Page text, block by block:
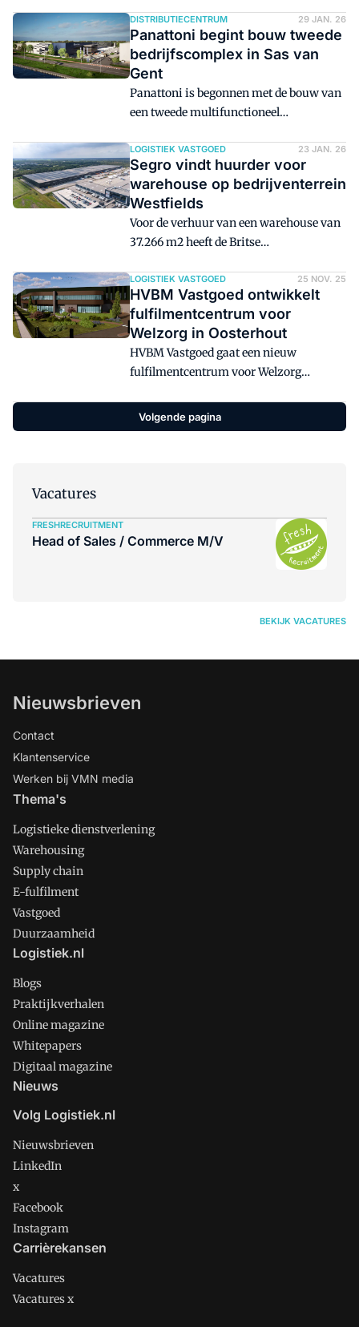
gelegen aan de Goudwerf op het
bedrijventerrein Schoenaker.
DISTRIBUTIECENTRUM 29 JAN. 26
Panattoni begint bouw tweede
bedrijfscomplex in Sas van
Gent
Panattoni is begonnen met de bouw van
een tweede multifunctioneel
van Gent. Dankzij de uitbreiding zal er
straks 56.000 m2 aan bedrijfsruimte
beschikbaar zijn.
LOGISTIEK VASTGOED 23 JAN. 26
Segro vindt huurder voor
warehouse op bedrijventerrein
Westfields
Voor de verhuur van een warehouse van
37.266 m2 heeft de Britse
een huurovereenkomst gesloten met
Geevers Auto Parts. Het gaat om een
warehouse in Segro Logistics Centre
Eindhoven, gelegen op bedrijventerrein
Westfields.
LOGISTIEK VASTGOED 25 NOV. 25
HVBM Vastgoed ontwikkelt
fulfilmentcentrum voor
Welzorg in Oosterhout
HVBM Vastgoed gaat een nieuw
fulfilmentcentrum voor Welzorg
bedrijventerrein Vijf Eiken in
Oosterhout. Het betreft een 'build-to-
Volgende pagina
Vacatures
FRESHRECRUITMENT
Head of Sales / Commerce M/V
BEKIJK VACATURES
Nieuwsbrieven
Contact
Klantenservice
Werken bij VMN media
Thema's
Logistieke dienstverlening
Warehousing
Supply chain
E-fulfilment
Vastgoed
Duurzaamheid
Logistiek.nl
Blogs
Praktijkverhalen
Online magazine
Whitepapers
Digitaal magazine
Nieuws
Volg Logistiek.nl
Nieuwsbrieven
LinkedIn
x
Facebook
Instagram
Carrièrekansen
Vacatures
Vacatures x